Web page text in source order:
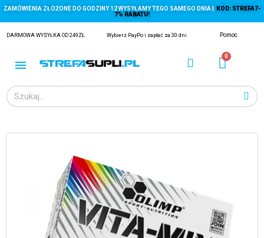
ZAMÓWIENIA ZŁOŻONE DO GODZINY 12 WYSYŁAMY TEGO SAMEGO DNIA |
KOD: STREFA7-
7% RABATU!
DARMOWA WYSYŁKA OD 249ZŁ Wybierz PayPo i zapłać za 30 dni Pomoc
Z KRYLA)